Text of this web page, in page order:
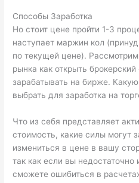
Способы Заработка
Но стоит цене пройти 1-3
наступает маржин кол
по текущей цене).
рынка как открыть брокерский
зарабатывать на бирже.
выбрать для заработка на
Что из себя представляет
стоимость, какие силы могут
измениться в цене в вашу
так как если вы недостаточно
сможете ошибиться в